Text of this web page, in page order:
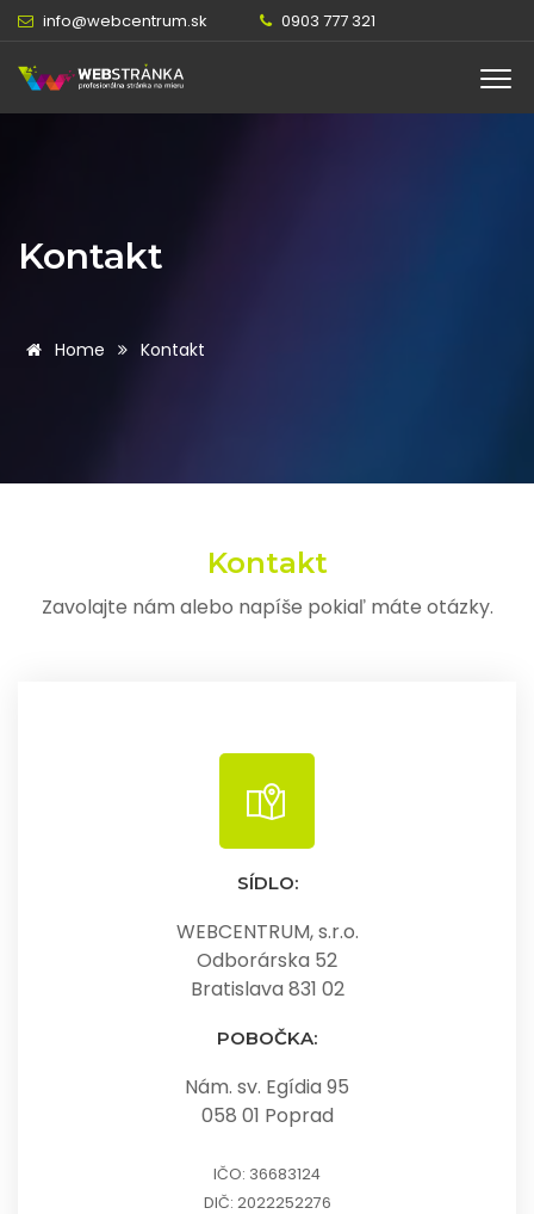
info@webcentrum.sk 0903 777 321
Kontakt
Home Kontakt
Kontakt
Zavolajte nám alebo napíše pokiaľ máte otázky.
SÍDLO:
WEBCENTRUM, s.r.o.
Odborárska 52
Bratislava 831 02
POBOČKA:
Nám. sv. Egídia 95
058 01 Poprad
IČO: 36683124
DIČ: 2022252276